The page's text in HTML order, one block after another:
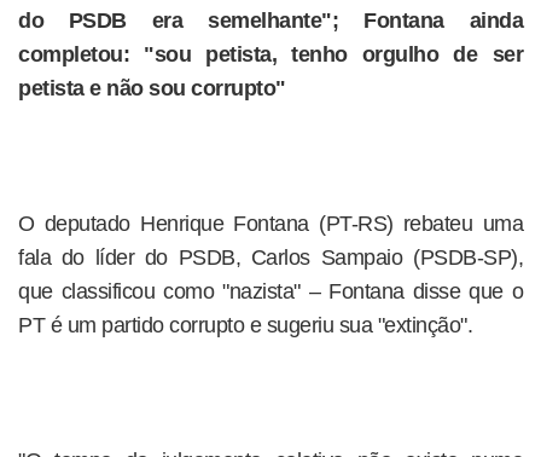
do PSDB era semelhante"; Fontana ainda
completou: "sou petista, tenho orgulho de ser
petista e não sou corrupto"
O deputado Henrique Fontana (PT-RS) rebateu uma
fala do líder do PSDB, Carlos Sampaio (PSDB-SP),
que classificou como "nazista" – Fontana disse que o
PT é um partido corrupto e sugeriu sua "extinção".